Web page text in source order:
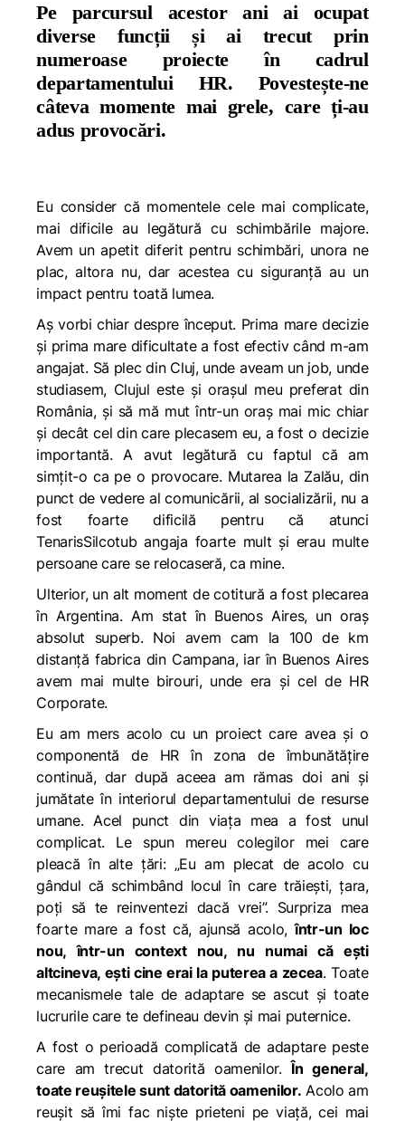
Pe parcursul acestor ani ai ocupat
diverse funcții și ai trecut prin
numeroase proiecte în cadrul
departamentului HR. Povestește-ne
câteva momente mai grele, care ți-au
adus provocări.
Eu consider că momentele cele mai complicate,
mai dificile au legătură cu schimbările majore.
Avem un apetit diferit pentru schimbări, unora ne
plac, altora nu, dar acestea cu siguranță au un
impact pentru toată lumea.
Aș vorbi chiar despre început. Prima mare decizie
și prima mare dificultate a fost efectiv când m-am
angajat. Să plec din Cluj, unde aveam un job, unde
studiasem, Clujul este și orașul meu preferat din
România, și să mă mut într-un oraș mai mic chiar
și decât cel din care plecasem eu, a fost o decizie
importantă. A avut legătură cu faptul că am
simțit-o ca pe o provocare. Mutarea la Zalău, din
punct de vedere al comunicării, al socializării, nu a
fost foarte dificilă pentru că atunci
TenarisSilcotub angaja foarte mult și erau multe
persoane care se relocaseră, ca mine.
Ulterior, un alt moment de cotitură a fost plecarea
în Argentina. Am stat în Buenos Aires, un oraș
absolut superb. Noi avem cam la 100 de km
distanță fabrica din Campana, iar în Buenos Aires
avem mai multe birouri, unde era și cel de HR
Corporate.
Eu am mers acolo cu un proiect care avea și o
componentă de HR în zona de îmbunătățire
continuă, dar după aceea am rămas doi ani și
jumătate în interiorul departamentului de resurse
umane. Acel punct din viața mea a fost unul
complicat. Le spun mereu colegilor mei care
pleacă în alte țări: „Eu am plecat de acolo cu
gândul că schimbând locul în care trăiești, țara,
poți să te reinventezi dacă vrei”. Surpriza mea
foarte mare a fost că, ajunsă acolo,într-un loc
nou, într-un context nou, nu numai că ești
altcineva, ești cine erai la puterea a zecea. Toate
mecanismele tale de adaptare se ascut și toate
lucrurile care te defineau devin și mai puternice.
A fost o perioadă complicată de adaptare peste
care am trecut datorită oamenilor.În general,
toate reușitele sunt datorită oamenilor. Acolo am
reușit să îmi fac niște prieteni pe viață, cei mai